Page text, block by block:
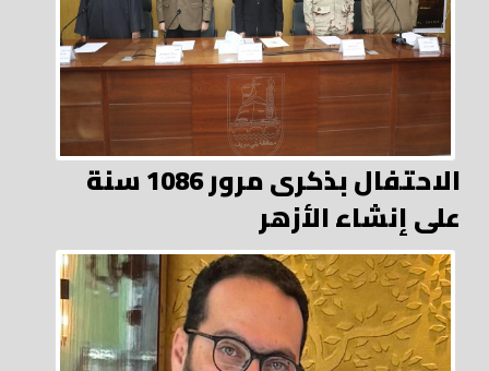
الاحتفال بذكرى مرور 1086 سنة
على إنشاء الأزهر